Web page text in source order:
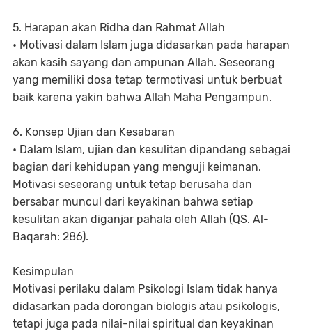
5. Harapan akan Ridha dan Rahmat Allah
• Motivasi dalam Islam juga didasarkan pada harapan
akan kasih sayang dan ampunan Allah. Seseorang
yang memiliki dosa tetap termotivasi untuk berbuat
baik karena yakin bahwa Allah Maha Pengampun.
6. Konsep Ujian dan Kesabaran
• Dalam Islam, ujian dan kesulitan dipandang sebagai
bagian dari kehidupan yang menguji keimanan.
Motivasi seseorang untuk tetap berusaha dan
bersabar muncul dari keyakinan bahwa setiap
kesulitan akan diganjar pahala oleh Allah (QS. Al-
Baqarah: 286).
Kesimpulan
Motivasi perilaku dalam Psikologi Islam tidak hanya
didasarkan pada dorongan biologis atau psikologis,
tetapi juga pada nilai-nilai spiritual dan keyakinan